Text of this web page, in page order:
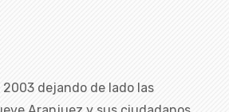
2003 dejando de lado las